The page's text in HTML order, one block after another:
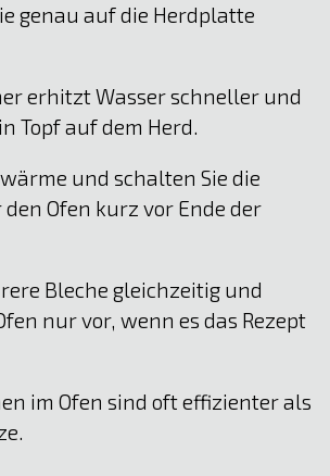
genau auf die Herdplatte
erhitzt Wasser schneller und
Topf auf dem Herd.
und schalten Sie die
Ofen kurz vor Ende der
Bleche gleichzeitig und
nur vor, wenn es das Rezept
im Ofen sind oft effizienter als